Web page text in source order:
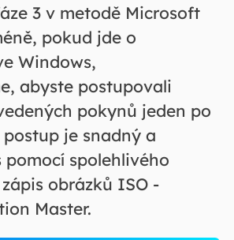
3 v metodě Microsoft
pokud jde o
Windows,
abyste postupovali
pokynů jeden po
je snadný a
pomocí spolehlivého
obrázků ISO -
Master.